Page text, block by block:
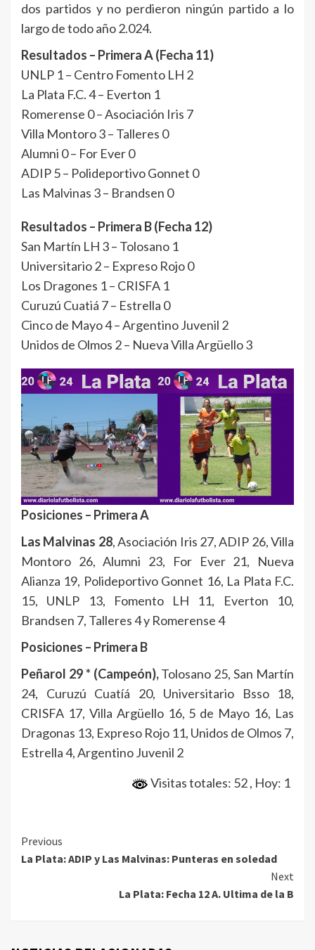
dos partidos y no perdieron ningún partido a lo
largo de todo año 2.024.
Resultados – Primera A (Fecha 11)
UNLP 1 – Centro Fomento LH 2
La Plata F.C. 4 – Everton 1
Romerense 0 – Asociación Iris 7
Villa Montoro 3 – Talleres 0
Alumni 0 – For Ever 0
ADIP 5 – Polideportivo Gonnet 0
Las Malvinas 3 – Brandsen 0
Resultados – Primera B (Fecha 12)
San Martín LH 3 – Tolosano 1
Universitario 2 – Expreso Rojo 0
Los Dragones 1 – CRISFA 1
Curuzú Cuatiá 7 – Estrella 0
Cinco de Mayo 4 – Argentino Juvenil 2
Unidos de Olmos 2 – Nueva Villa Argüello 3
Posiciones – Primera A
Las Malvinas 28, Asociación Iris 27, ADIP 26, Villa
Montoro 26, Alumni 23, For Ever 21, Nueva
Alianza 19, Polideportivo Gonnet 16, La Plata F.C.
15, UNLP 13, Fomento LH 11, Everton 10,
Brandsen 7, Talleres 4 y Romerense 4
Posiciones – Primera B
Peñarol 29 * (Campeón),Tolosano 25, San Martín
24, Curuzú Cuatíá 20, Universitario Bsso 18,
CRISFA 17, Villa Argüello 16, 5 de Mayo 16, Las
Dragonas 13, Expreso Rojo 11, Unidos de Olmos 7,
Estrella 4, Argentino Juvenil 2
Visitas totales: 52, Hoy: 1
Continue
Reading
Previous
La Plata: ADIP y Las Malvinas: Punteras en soledad
Next
La Plata: Fecha 12 A. Ultima de la B